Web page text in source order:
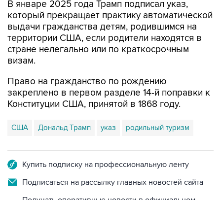
выдачи гражданства детям, родившимся на
территории США, если родители находятся в
стране нелегально или по краткосрочным
визам.
Право на гражданство по рождению
Конституции США, принятой в 1868 году.
США Дональд Трамп указ родильный туризм
Подписаться на рассылку главных новостей сайта
Получать оперативные новости в официальном